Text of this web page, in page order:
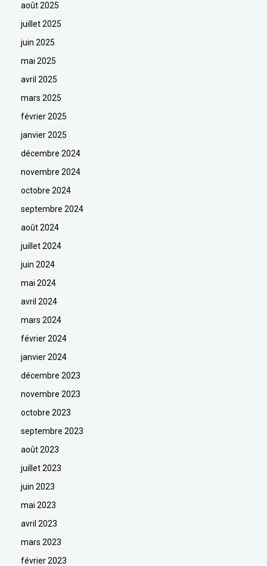
août 2025
juillet 2025
juin 2025
mai 2025
avril 2025
mars 2025
février 2025
janvier 2025
décembre 2024
novembre 2024
octobre 2024
septembre 2024
août 2024
juillet 2024
juin 2024
mai 2024
avril 2024
mars 2024
février 2024
janvier 2024
décembre 2023
novembre 2023
octobre 2023
septembre 2023
août 2023
juillet 2023
juin 2023
mai 2023
avril 2023
mars 2023
février 2023